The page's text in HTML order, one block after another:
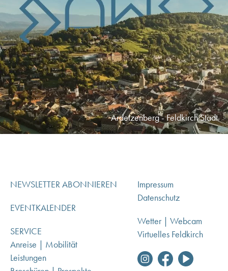
Ardetzenberg - Feldkirch Stadt
NEWSLETTER ABONNIEREN
EVENTKALENDER
SERVICE
Anreise | Mobilität
Leistungen
Impressum
Datenschutz
Wetter | Webcam
Virtuelles Feldkirch